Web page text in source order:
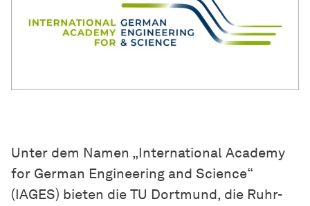
Unter dem Namen „International Academy
for German Engineering and Science“
(IAGES) bieten die TU Dortmund, die Ruhr-